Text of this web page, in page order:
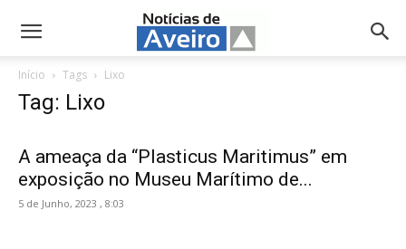
NotíciasdeAveiro.pt
Início Tags Lixo
Tag: Lixo
A ameaça da “Plasticus Maritimus” em
exposição no Museu Marítimo de...
5 de Junho, 2023 , 8:03